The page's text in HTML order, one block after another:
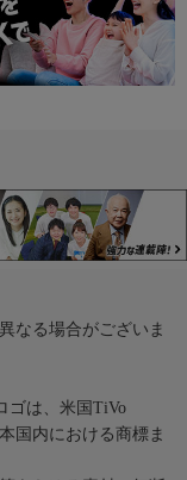
なる場合がございま
ゴは、米国TiVo
国内における商標ま